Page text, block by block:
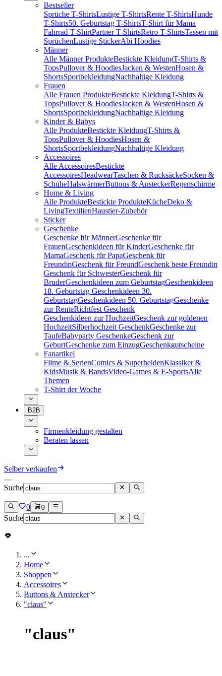
Bestseller
Sprüche T-ShirtsLustige T-ShirtsRente T-ShirtsHunde
T-Shirts50. Geburtstag T-ShirtsT-Shirt für Mama
Fahrrad T-ShirtPartner T-ShirtsRetro T-ShirtsTassen mit
SprüchenLustige StickerAbi Hoodies
Männer
Alle Männer ProdukteBestickte KleidungT-Shirts &
TopsPullover & HoodiesJacken & WestenHosen &
ShortsSportbekleidungNachhaltige Kleidung
Frauen
Alle Frauen ProdukteBestickte KleidungT-Shirts &
TopsPullover & HoodiesJacken & WestenHosen &
ShortsSportbekleidungNachhaltige Kleidung
Kinder & Babys
Alle ProdukteBestickte KleidungT-Shirts &
TopsPullover & HoodiesHosen &
ShortsSportbekleidungNachhaltige Kleidung
Accessoires
Alle AccessoiresBestickte
AccessoiresHeadwearTaschen & RucksäckeSocken &
SchuheHalswärmerButtons & AnsteckerRegenschirme
Home & Living
Alle ProdukteBestickte ProdukteKücheDeko &
LivingTextilienHaustier-Zubehör
Sticker
Geschenke
Geschenke für MännerGeschenke für
FrauenGeschenkideen für KinderGeschenke für
MamaGeschenk für PapaGeschenk für
FreundinGeschenk für FreundGeschenk beste Freundin
Geschenk für SchwesterGeschenk für
BruderGeschenkideen zum GeburtstagGeschenkideen
18. Geburtstag Geschenkideen 30.
GeburtstagGeschenkideen 50. GeburtstagGeschenke
zur RenteRichtfest Geschenk
Geschenkideen zur HochzeitGeschenk zur goldenen
HochzeitSilberhochzeit GeschenkGeschenke zur
TaufeBabyparty GeschenkeGeschenk zur
GeburtGeschenke zum EinzugGeschenkgutscheine
Fanartikel
Filme & SerienComics & SuperheldenKlassiker &
KidsMusik & BandsVideo-Games & E-SportsAlle
Themen
T-Shirt der Woche
B2B
Firmenkleidung gestalten
Beraten lassen
Selber verkaufen
Suche
0 0
Suche
...
Home
Shoppen
Accessoires
Buttons & Anstecker
"claus"
"claus"